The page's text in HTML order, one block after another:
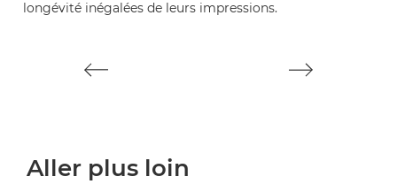
longévité inégalées de leurs impressions.
Aller plus loin